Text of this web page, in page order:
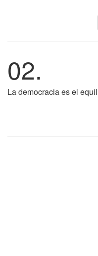
02.
La democracia es el